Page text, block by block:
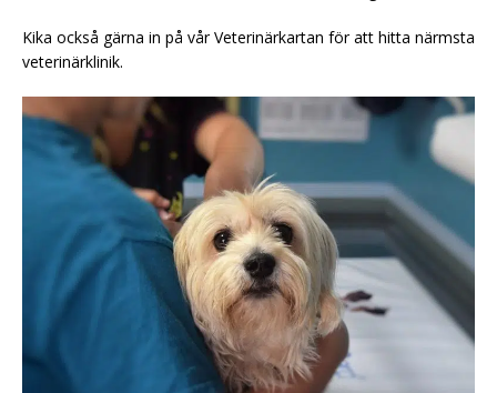
Kika också gärna in på vår Veterinärkartan för att hitta närmsta
veterinärklinik.